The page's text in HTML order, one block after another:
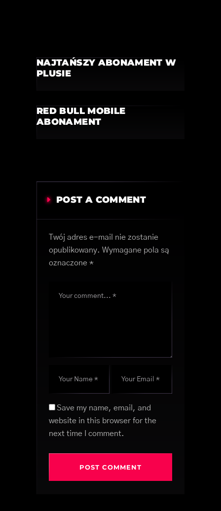
NAJTAŃSZY ABONAMENT W
PLUSIE
RED BULL MOBILE
ABONAMENT
POST A COMMENT
Twój adres e-mail nie zostanie
opublikowany. Wymagane pola są
oznaczone *
Save my name, email, and
website in this browser for the
next time I comment.